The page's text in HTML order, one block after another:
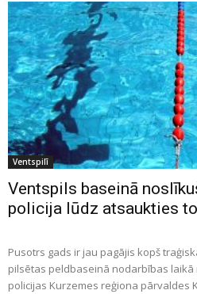
Ventspilī
Ventspils baseinā
policija lūdz atsaukties
Pusotrs gads ir jau pagājis kopš
pilsētas peldbaseinā nodarbības laikā
policijas Kurzemes reģiona pārvaldes